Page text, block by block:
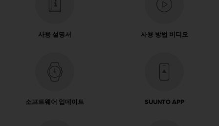
사용 설명서 사용 방법 비디오
소프트웨어 업데이트 SUUNTO APP